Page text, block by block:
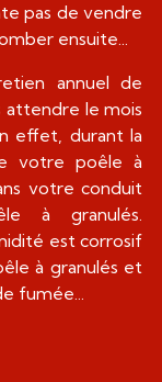
pas de vendre
ensuite...
annuel de
attendre le mois
effet, durant la
votre poêle à
votre conduit
à granulés.
est corrosif
à granulés et
fumée...